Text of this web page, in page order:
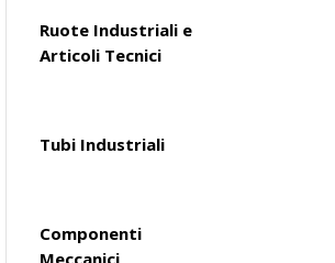
Ruote Industriali e
Articoli Tecnici
Tubi Industriali
Componenti
Meccanici